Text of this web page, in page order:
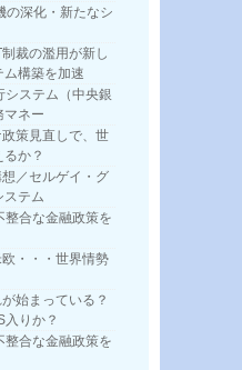
深化・新たなシ
裁の濫用が新し
ム構築を加速
ステム（中央銀
マネー
策見直しで、世
か？
／セルゲイ・グ
ステム
整合な金融政策を
・・・世界情勢
始まっている？
りか？
整合な金融政策を